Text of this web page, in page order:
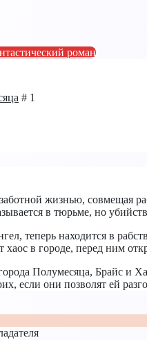
роман
# 1
жизнью, совмещая
в тюрьме, но
теперь находится в
хаос в городе, перед ним
Полумесяца, Брайс и
если они позволят ей